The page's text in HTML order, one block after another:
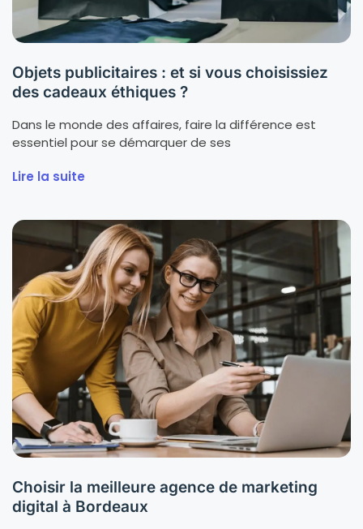
Objets publicitaires : et si vous choisissiez
des cadeaux éthiques ?
Dans le monde des affaires, faire la différence est
essentiel pour se démarquer de ses
Lire la suite
Choisir la meilleure agence de marketing
digital à Bordeaux